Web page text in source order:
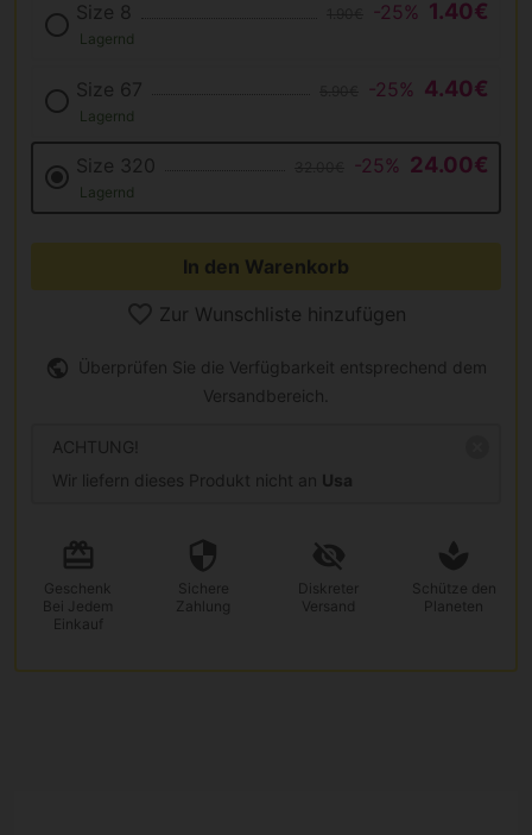
Size 8 -25% 1.40€
Lagernd
Size 67 -25% 4.40€
Lagernd
Size 320 -25% 24.00€
Lagernd
In den Warenkorb
Zur Wunschliste hinzufügen
Überprüfen Sie die Verfügbarkeit entsprechend dem
Versandbereich.
ACHTUNG!
Wir liefern dieses Produkt nicht an Usa
Geschenk
Bei Jedem
Einkauf
Sichere
Zahlung
Diskreter
Versand
Schütze den
Planeten